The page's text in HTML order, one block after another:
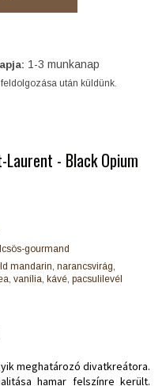
1-3 munkanap
után küldünk.
- Black Opium
gourmand
mandarin, narancsvirág,
vanília, kávé, pacsulilevél
meghatározó divatkreátora.
hamar felszínre került.